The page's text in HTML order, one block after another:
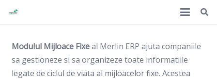
Modulul Mijloace Fixeal Merlin ERP ajuta companiile
sa gestioneze si sa organizeze toate informatiile
legate de ciclul de viata al mijloacelor fixe. Acestea